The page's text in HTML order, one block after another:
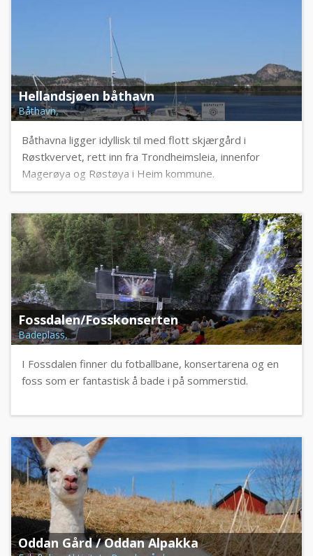
Hellandsjøen båthavn
Båthavn,
Båthavna ligger idyllisk til med flott skjærgård i
Røstkvervet, rett inn fra Trondheimsleia, innenfor
Magerøya og Røstøya i Heim kommune.
Fossdalen/Fosskonserten
Badeplass,
I Fossdalen finner du fotballbane, konsertarena og en
foss som er fantastisk å bade i på sommerstid.
Oddan Gård / Oddan Alpakka